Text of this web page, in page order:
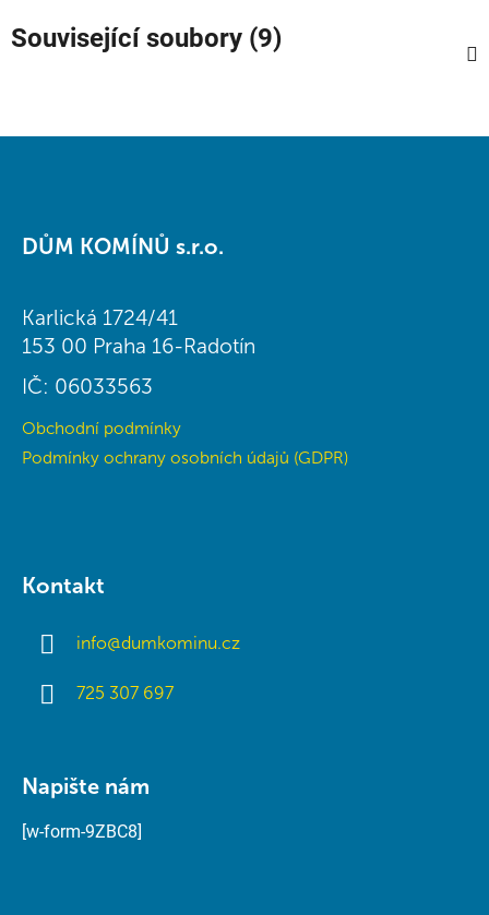
Související soubory (9)
DŮM KOMÍNŮ s.r.o.
Karlická 1724/41
153 00 Praha 16-Radotín
IČ: 06033563
Obchodní podmínky
Podmínky ochrany osobních údajů (GDPR)
Kontakt
info@dumkominu.cz
725 307 697
Napište nám
[w-form-9ZBC8]